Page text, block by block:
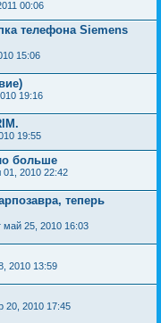
00:06
телефона Siemens
15:06
19:16
19:55
больше
01, 2010 22:42
теперь
май 25, 2010 16:03
2010 13:59
20, 2010 17:45